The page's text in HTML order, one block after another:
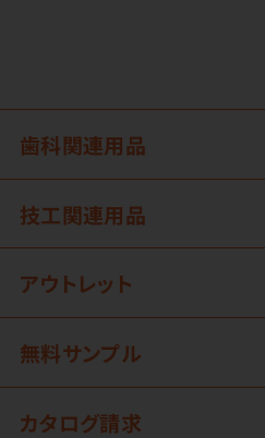
歯科関連用品
技工関連用品
アウトレット
無料サンプル
カタログ請求